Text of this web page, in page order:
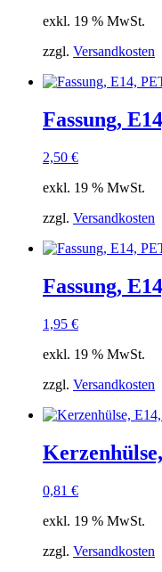
exkl. 19 % MwSt.
zzgl. Versandkosten
Fassung,
2,50 €
exkl. 19 % MwSt.
zzgl. Versandkosten
Fassung,
1,95 €
exkl. 19 % MwSt.
zzgl. Versandkosten
0,81 €
exkl. 19 % MwSt.
zzgl. Versandkosten